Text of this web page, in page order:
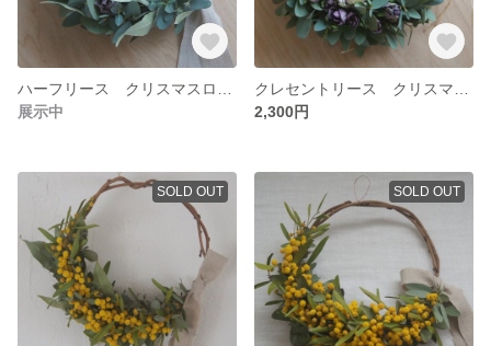
展示中
2,300円
SOLD OUT SOLD OUT